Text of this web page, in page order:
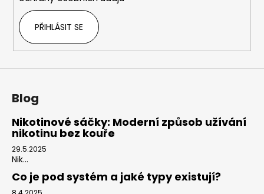
PŘIHLÁSIT SE
Blog
Nikotinové sáčky: Moderní způsob užívání
nikotinu bez kouře
29.5.2025
Nik...
Co je pod systém a jaké typy existují?